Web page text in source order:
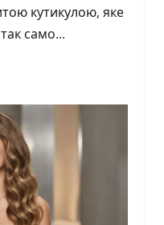
кутикулою, яке
само...